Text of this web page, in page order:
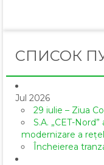
СПИСОК
Jul 2026
29 iulie – Ziua
S.A. „CET-
modernizare a
Încheierea